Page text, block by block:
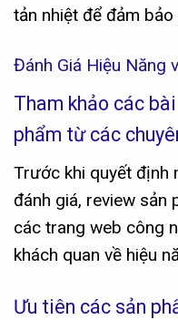
tản nhiệt để đảm bảo
Đánh Giá Hiệu Năng
Tham khảo các
phẩm từ các
Trước khi quyết định
đánh giá, review sản
các trang web công
khách quan về hiệu
Ưu tiên các sản